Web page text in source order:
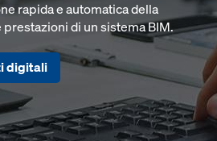
rapida e automatica della
prestazioni di un sistema BIM.
digitali